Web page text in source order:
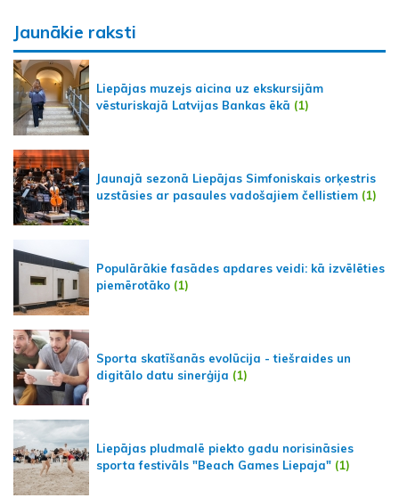
Jaunākie raksti
Liepājas muzejs aicina uz ekskursijām
vēsturiskajā Latvijas Bankas ēkā (1)
Jaunajā sezonā Liepājas Simfoniskais orķestris
uzstāsies ar pasaules vadošajiem čellistiem (1)
Populārākie fasādes apdares veidi: kā izvēlēties
piemērotāko (1)
Sporta skatīšanās evolūcija - tiešraides un
digitālo datu sinerģija (1)
Liepājas pludmalē piekto gadu norisināsies
sporta festivāls "Beach Games Liepaja" (1)